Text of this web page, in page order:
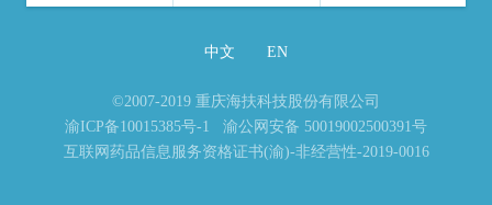
中文 EN
©2007-2019 重庆海扶科技股份有限公司
渝ICP备10015385号-1
渝公网安备 50019002500391号
互联网药品信息服务资格证书(渝)-非经营性-2019-0016